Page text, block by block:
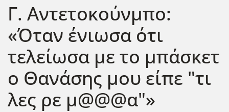
Γ. Αντετοκούνμπο:
«Όταν ένιωσα ότι
τελείωσα με το μπάσκετ
ο Θανάσης μου είπε "τι
λες ρε μ@@@α"»